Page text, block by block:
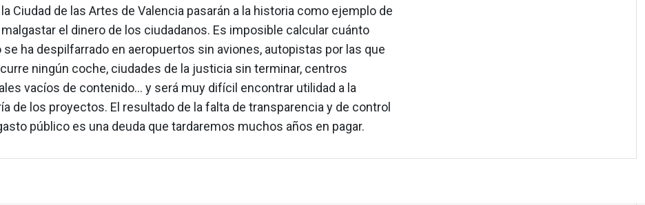
Ciudad de las Artes de Valencia pasarán a la historia como ejemplo de
el dinero de los ciudadanos. Es imposible calcular cuánto
se ha despilfarrado en aeropuertos sin aviones, autopistas por las que
ningún coche, ciudades de la justicia sin terminar, centros
vacíos de contenido… y será muy difícil encontrar utilidad a la
de los proyectos. El resultado de la falta de transparencia y de control
público es una deuda que tardaremos muchos años en pagar.